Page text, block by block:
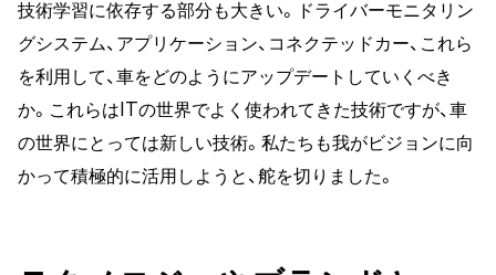
技術学習に依存する部分も大きい。ドライバーモニタリン
グシステム、アプリケーション、コネクテッドカー、これら
を利用して、車をどのようにアップデートしていくべき
か。これらはITの世界でよく使われてきた技術ですが、車
の世界にとっては新しい技術。私たちも我がビジョンに向
かって積極的に活用しようと、舵を切りました。